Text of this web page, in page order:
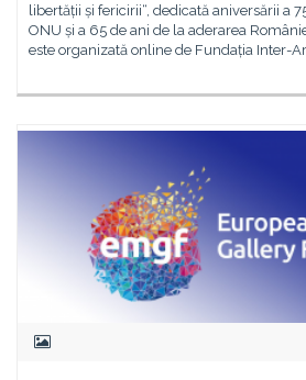
libertății și fericirii“, dedicată aniversării a
ONU și a 65 de ani de la aderarea
este organizată online de Fundația Inter-